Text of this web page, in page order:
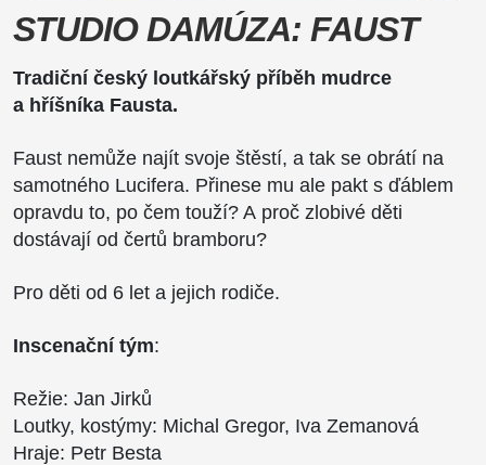
STUDIO DAMÚZA: FAUST
Tradiční český loutkářský příběh mudrce
a hříšníka Fausta.
Faust nemůže najít svoje štěstí, a tak se obrátí na
samotného Lucifera. Přinese mu ale pakt s ďáblem
opravdu to, po čem touží? A proč zlobivé děti
dostávají od čertů bramboru?
Pro děti od 6 let a jejich rodiče.
Inscenační tým:
Režie: Jan Jirků
Loutky, kostýmy: Michal Gregor, Iva Zemanová
Hraje: Petr Besta